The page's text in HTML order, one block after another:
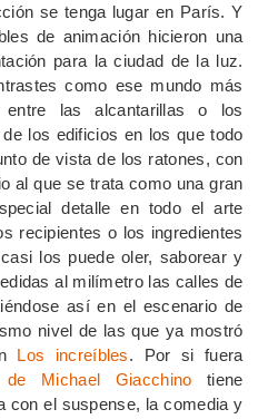
se tenga lugar en París. Y
de animación hicieron una
para la ciudad de la luz.
como ese mundo más
las alcantarillas o los
los edificios en los que todo
de vista de los ratones, con
al que se trata como una gran
detalle en todo el arte
recipientes o los ingredientes
los puede oler, saborear y
al milímetro las calles de
así en el escenario de
nivel de las que ya mostró
Los increíbles. Por si fuera
Michael Giacchino tiene
con el suspense, la comedia y